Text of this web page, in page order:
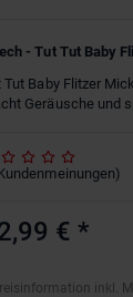
- Tut Tut Baby
Tut Baby Flitzer
Geräusche und
)
€ *
inkl.